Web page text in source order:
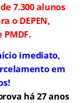
7.300 alunos
o DEPEN,
PMDF.
imediato,
em
há 27 anos